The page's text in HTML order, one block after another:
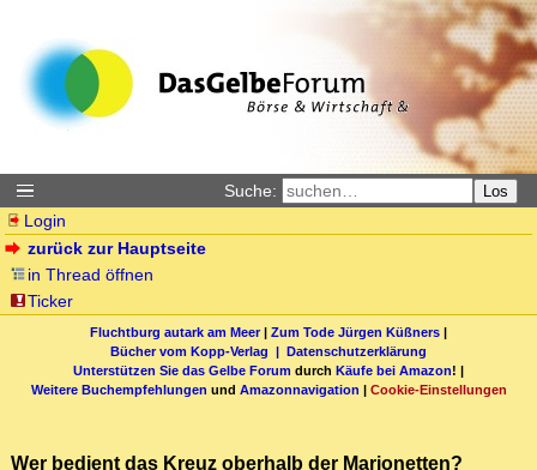
Suche: Los
Login
zurück zur Hauptseite
in Thread öffnen
Ticker
Fluchtburg autark am Meer| Zum Tode Jürgen Küßners |
Bücher vom Kopp-Verlag | Datenschutzerklärung
Unterstützen Sie das Gelbe Forum durch Käufe bei Amazon! |
Weitere Buchempfehlungen und Amazonnavigation | Cookie-Einstellungen
Wer bedient das Kreuz oberhalb der Marionetten?